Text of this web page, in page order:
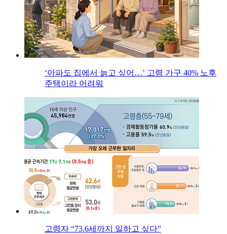
‘아파도 집에서 늙고 싶어…’ 고령 가구 40% 노후
주택이라 어려워
고령자 “73.6세까지 일하고 싶다”